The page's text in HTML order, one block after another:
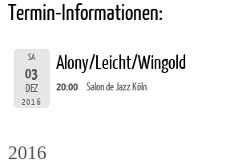
Termin-Informationen:
SA
03
DEZ
2016
Alony/Leicht/Wingold
20:00 Salon de Jazz Köln
2016